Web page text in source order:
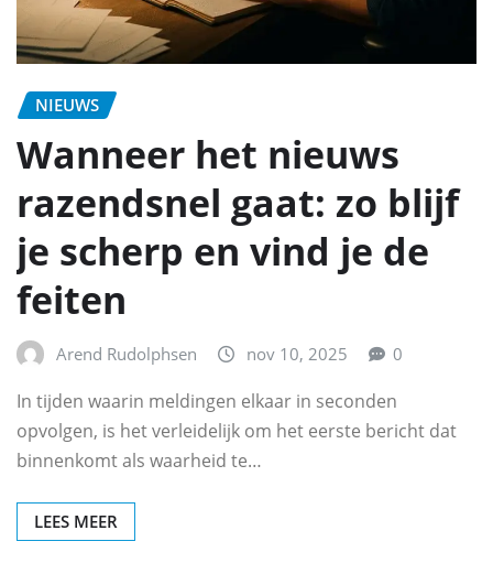
NIEUWS
Wanneer het nieuws
razendsnel gaat: zo blijf
je scherp en vind je de
feiten
Arend Rudolphsen nov 10, 2025 0
In tijden waarin meldingen elkaar in seconden
opvolgen, is het verleidelijk om het eerste bericht dat
binnenkomt als waarheid te…
LEES MEER